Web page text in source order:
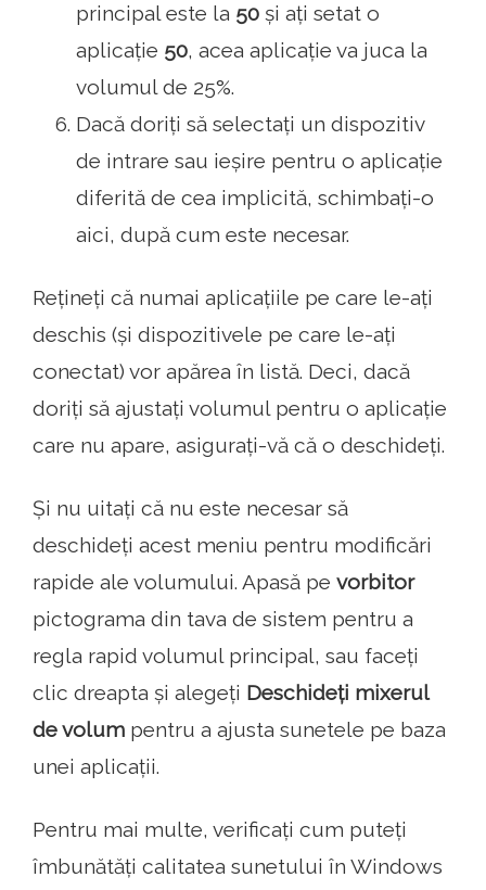
principal este la 50 și ați setat o
aplicație 50, acea aplicație va juca la
volumul de 25%.
Dacă doriți să selectați un dispozitiv
de intrare sau ieșire pentru o aplicație
diferită de cea implicită, schimbați-o
aici, după cum este necesar.
Rețineți că numai aplicațiile pe care le-ați
deschis (și dispozitivele pe care le-ați
conectat) vor apărea în listă. Deci, dacă
doriți să ajustați volumul pentru o aplicație
care nu apare, asigurați-vă că o deschideți.
Și nu uitați că nu este necesar să
deschideți acest meniu pentru modificări
rapide ale volumului. Apasă pe vorbitor
pictograma din tava de sistem pentru a
regla rapid volumul principal, sau faceți
clic dreapta și alegeți Deschideți mixerul
de volum pentru a ajusta sunetele pe baza
unei aplicații.
Pentru mai multe, verificați cum puteți
îmbunătăți calitatea sunetului în Windows